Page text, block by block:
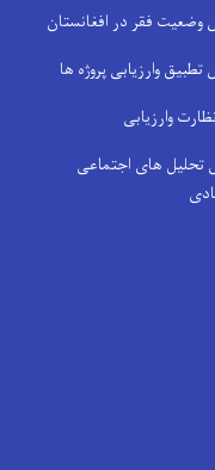
وضعیت فقر در افغانستان
وارزیابی پروژه ها
وارزیابی
تحلیل های اجتماعی